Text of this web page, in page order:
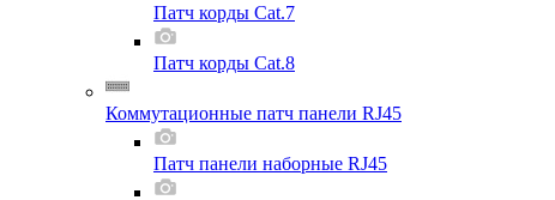
Патч корды Cat.7
Патч корды Cat.8
Коммутационные патч панели RJ45
Патч панели наборные RJ45